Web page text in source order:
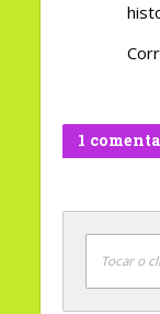
1
Tocar o